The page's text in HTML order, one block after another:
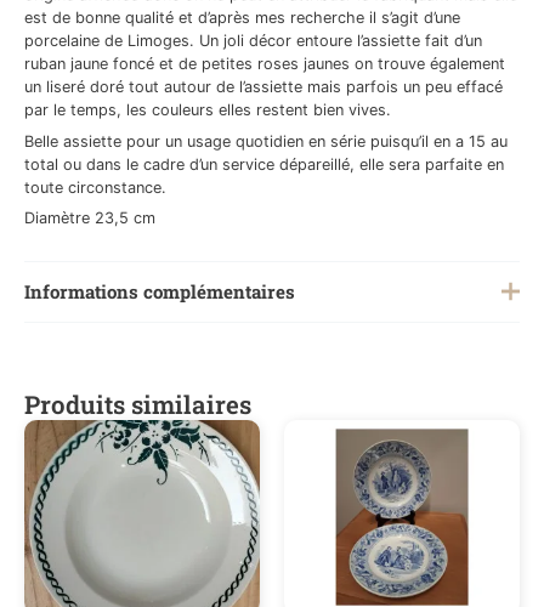
est de bonne qualité et d’après mes recherche il s’agit d’une
porcelaine de Limoges. Un joli décor entoure l’assiette fait d’un
ruban jaune foncé et de petites roses jaunes on trouve également
un liseré doré tout autour de l’assiette mais parfois un peu effacé
par le temps, les couleurs elles restent bien vives.
Belle assiette pour un usage quotidien en série puisqu’il en a 15 au
total ou dans le cadre d’un service dépareillé, elle sera parfaite en
toute circonstance.
Diamètre 23,5 cm
Informations complémentaires
Produits similaires